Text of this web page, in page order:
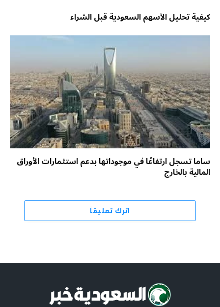
كيفية تحليل الأسهم السعودية قبل الشراء
ساما تسجل ارتفاعًا في موجوداتها بدعم استثمارات الأوراق
المالية بالخارج
اترك تعليقاً